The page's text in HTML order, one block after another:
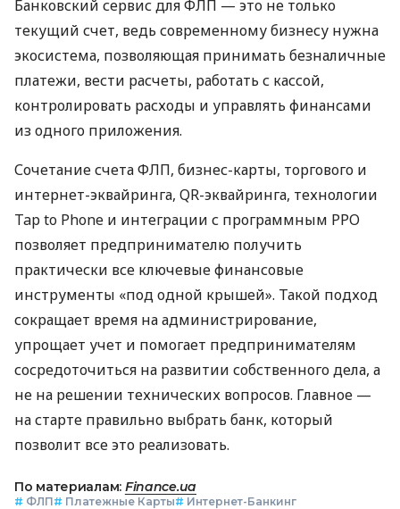
Банковский сервис для ФЛП — это не только
текущий счет, ведь современному бизнесу нужна
экосистема, позволяющая принимать безналичные
платежи, вести расчеты, работать с кассой,
контролировать расходы и управлять финансами
из одного приложения.
Сочетание счета ФЛП, бизнес-карты, торгового и
интернет-эквайринга, QR-эквайринга, технологии
Tap to Phone и интеграции с программным РРО
позволяет предпринимателю получить
практически все ключевые финансовые
инструменты «под одной крышей». Такой подход
сокращает время на администрирование,
упрощает учет и помогает предпринимателям
сосредоточиться на развитии собственного дела, а
не на решении технических вопросов. Главное —
на старте правильно выбрать банк, который
позволит все это реализовать.
По материалам: Finance.ua
# ФЛП# Платежные Карты# Интернет-Банкинг